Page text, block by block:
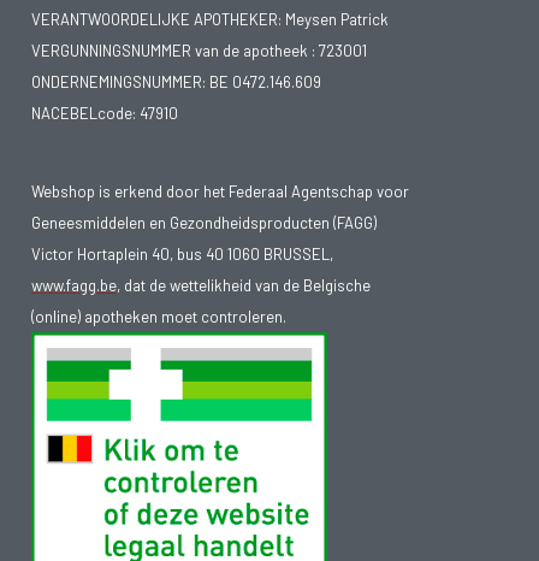
VERANTWOORDELIJKE APOTHEKER: Meysen Patrick
VERGUNNINGSNUMMER van de apotheek : 723001
ONDERNEMINGSNUMMER: BE 0472.146.609
NACEBELcode: 47910
Webshop is erkend door het Federaal Agentschap voor
Geneesmiddelen en Gezondheidsproducten (FAGG)
Victor Hortaplein 40, bus 40 1060 BRUSSEL,
www.fagg.be, dat de wettelikheid van de Belgische
(online) apotheken moet controleren.